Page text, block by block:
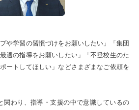
須恵町
や学習の習慣づけをお願いしたい」「集団
適の指導をお願いしたい」「不登校生のた
ートしてほしい」などさまざまなご依頼を
関わり、指導・支援の中で意識しているの